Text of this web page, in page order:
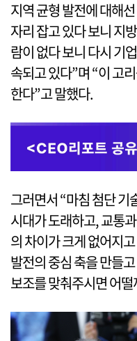
지역 균형 발전에 대해
자리 잡고 있다 보니 지
람이 없다 보니 다시 기
속되고 있다”며 “이 고
한다”고 말했다.
그러면서 “마침 첨단
시대가 도래하고, 교통
의 차이가 크게 없어지
발전의 중심 축을 만들
보조를 맞춰주시면 어